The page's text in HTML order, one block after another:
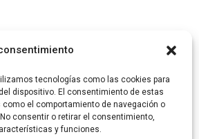
tecnologías como las cookies para
dispositivo. El consentimiento de estas
el comportamiento de navegación o
consentir o retirar el consentimiento,
y funciones.